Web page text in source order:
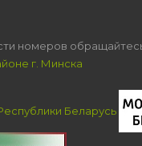
номеров
г. Минска